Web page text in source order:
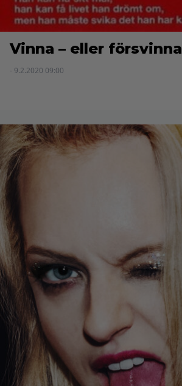
Vinna – eller försvinna
- 9.2.2020 09:00